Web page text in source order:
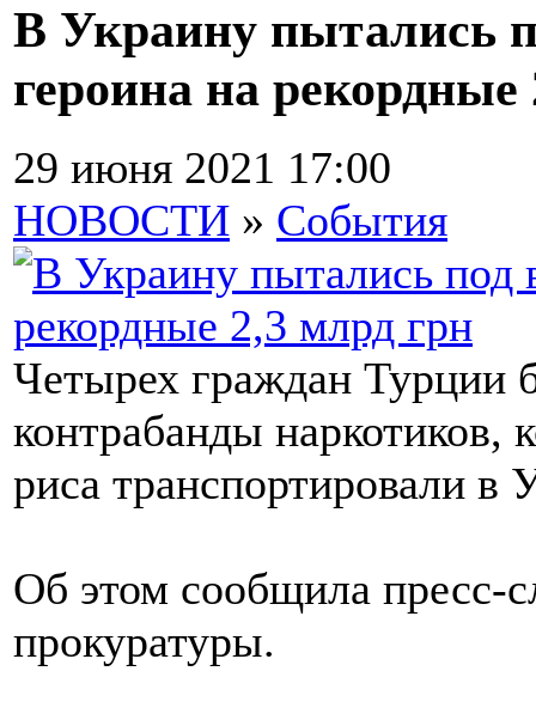
В Украину пытались
героина на
29 июня 2021 17:00
НОВОСТИ » События
Четырех граждан Турции
контрабанды наркотиков,
риса транспортировали в
Об этом сообщила пресс-
прокуратуры.